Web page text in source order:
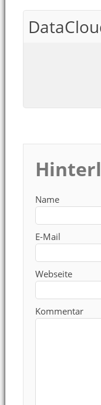
Name
E-Mail
Webseite
Kommentar